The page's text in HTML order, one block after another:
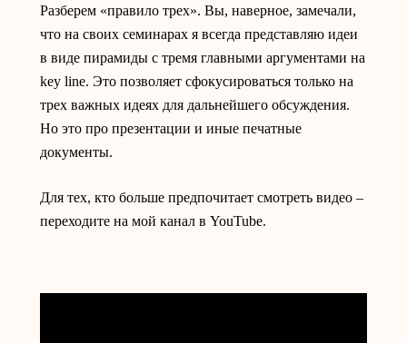
Разберем «правило трех». Вы, наверное, замечали,
что на своих семинарах я всегда представляю идеи
в виде пирамиды с тремя главными аргументами на
key line. Это позволяет сфокусироваться только на
трех важных идеях для дальнейшего обсуждения.
Но это про презентации и иные печатные
документы.
Для тех, кто больше предпочитает смотреть видео –
переходите на мой канал в YouTube.